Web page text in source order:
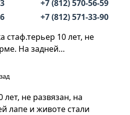
+7 (812) 570-56-59
+7 (812) 571-33-90
стаф.терьер 10 лет, не
На задней…
лет, не развязан, на
лапе и животе стали